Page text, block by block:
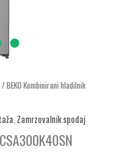
/ BEKO Kombinirani hladilnik
, Zamrzovalnik spodaj